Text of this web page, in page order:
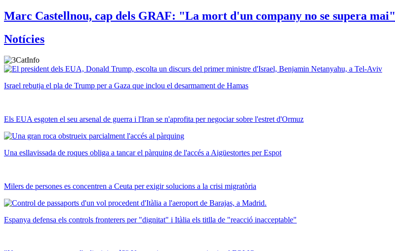
Marc Castellnou, cap dels GRAF: "La mort d'un company no se supera mai"
Notícies
Israel rebutja el pla de Trump per a Gaza que inclou el desarmament de Hamas
Els EUA esgoten el seu arsenal de guerra i l'Iran se n'aprofita per negociar sobre l'estret d'Ormuz
Una esllavissada de roques obliga a tancar el pàrquing de l'accés a Aigüestortes per Espot
Milers de persones es concentren a Ceuta per exigir solucions a la crisi migratòria
Espanya defensa els controls fronterers per "dignitat" i Itàlia els titlla de "reacció inacceptable"